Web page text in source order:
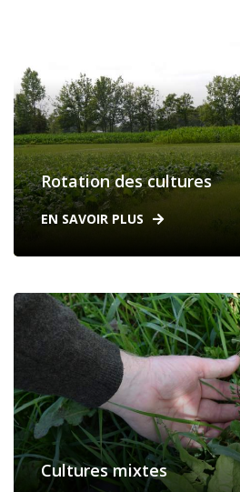
Rotation des cultures
EN SAVOIR PLUS
Cultures mixtes